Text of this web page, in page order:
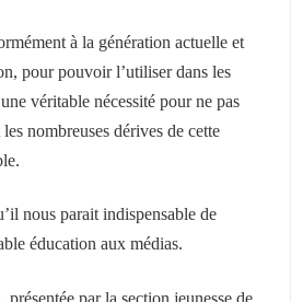
à la génération actuelle et
pour pouvoir l’utiliser dans les
véritable nécessité pour ne pas
nombreuses dérives de cette
nous parait indispensable de
éducation aux médias.